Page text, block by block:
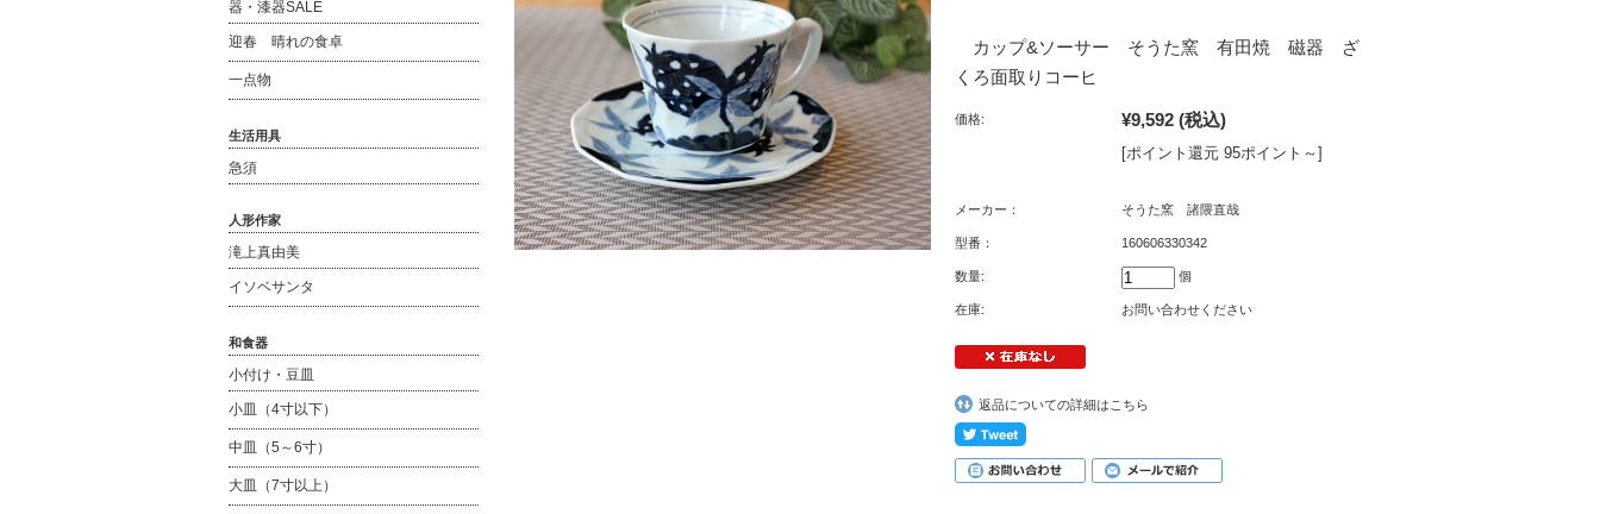
カップ&ソーサー そうた窯 有田焼 磁器 ざ
くろ面取りコーヒ
価格: ¥9,592 (税込)
[ポイント還元 95ポイント～]
メーカー： そうた窯 諸隈直哉
型番： 160606330342
数量: 個
在庫: お問い合わせください
返品についての詳細はこちら
器・漆器SALE
迎春 晴れの食卓
一点物
生活用具
急須
人形作家
滝上真由美
イソベサンタ
和食器
小付け・豆皿
小皿（4寸以下）
中皿（5～6寸）
大皿（7寸以上）